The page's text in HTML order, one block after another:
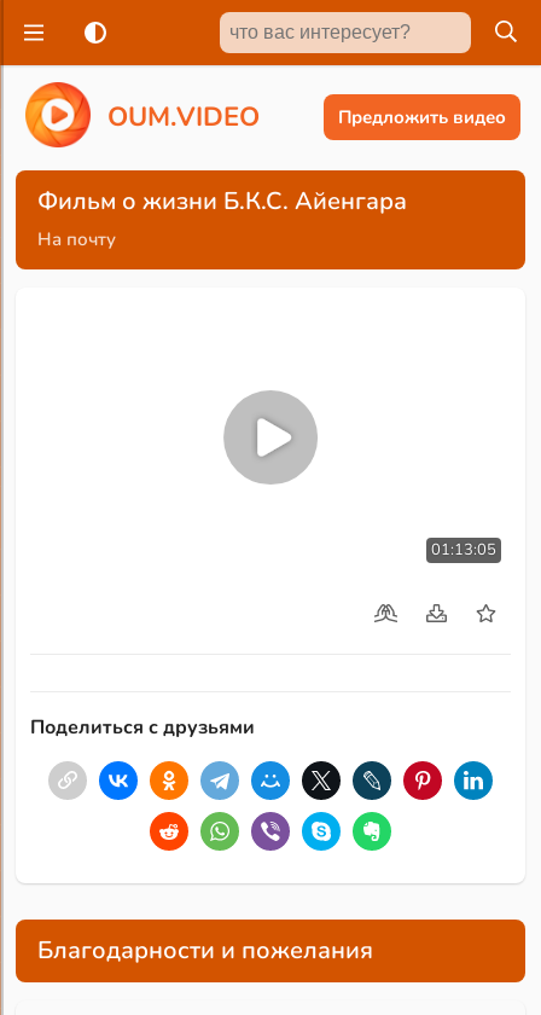
OUM.VIDEO Предложить видео
Фильм о жизни Б.К.С. Айенгара
На почту
01:13:05
Поделиться с друзьями
Благодарности и пожелания